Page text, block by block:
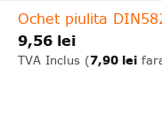
Ochet piulita
9,56 lei
TVA Inclus (7,90 lei